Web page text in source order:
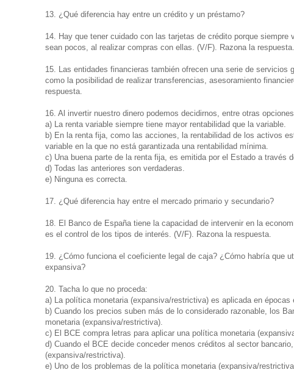
13. ¿Qué diferencia hay entre un crédito y un préstamo?
14. Hay que tener cuidado con las tarjetas de crédito porque
sean pocos, al realizar compras con ellas. (V/F). Razona la respuesta.
15. Las entidades financieras también ofrecen una serie de
como la posibilidad de realizar transferencias, asesoramiento
respuesta.
16. Al invertir nuestro dinero podemos decidirnos, entre otras
a) La renta variable siempre tiene mayor rentabilidad que la variable.
b) En la renta fija, como las acciones, la rentabilidad de los activos
variable en la que no está garantizada una rentabilidad mínima.
c) Una buena parte de la renta fija, es emitida por el Estado a través
d) Todas las anteriores son verdaderas.
e) Ninguna es correcta.
17. ¿Qué diferencia hay entre el mercado primario y secundario?
18. El Banco de España tiene la capacidad de intervenir en la
es el control de los tipos de interés. (V/F). Razona la respuesta.
19. ¿Cómo funciona el coeficiente legal de caja? ¿Cómo habría que
expansiva?
20. Tacha lo que no proceda:
a) La política monetaria (expansiva/restrictiva) es aplicada en
b) Cuando los precios suben más de lo considerado razonable, los
monetaria (expansiva/restrictiva).
c) El BCE compra letras para aplicar una política monetaria
d) Cuando el BCE decide conceder menos créditos al sector
(expansiva/restrictiva).
e) Uno de los problemas de la política monetaria (expansiva/